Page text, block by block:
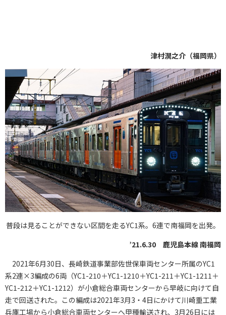
津村潤之介（福岡県）
普段は見ることができない区間を走るYC1系。6連で南福岡を出発。
’21.6.30 鹿児島本線 南福岡
2021年6月30日、長崎鉄道事業部佐世保車両センター所属のYC1
系2連×3編成の6両（YC1-210＋YC1-1210＋YC1-211＋YC1-1211＋
YC1-212＋YC1-1212）が小倉総合車両センターから早岐に向けて自
走で回送された。この編成は2021年3月3・4日にかけて川崎重工業
兵庫工場から小倉総合車両センターへ甲種輸送され、3月26日には